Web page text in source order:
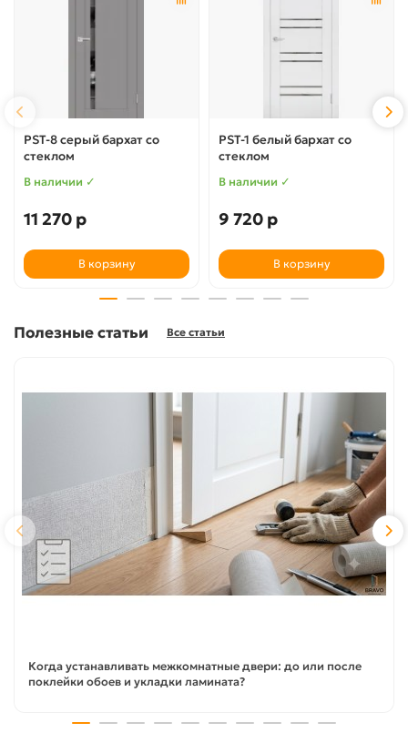
PST-8 серый бархат со
стеклом
В наличии ✓
11 270 р
В корзину
PST-1 белый бархат со
стеклом
В наличии ✓
9 720 р
В корзину
Полезные статьи Все статьи
Когда устанавливать межкомнатные двери: до или после
поклейки обоев и укладки ламината?